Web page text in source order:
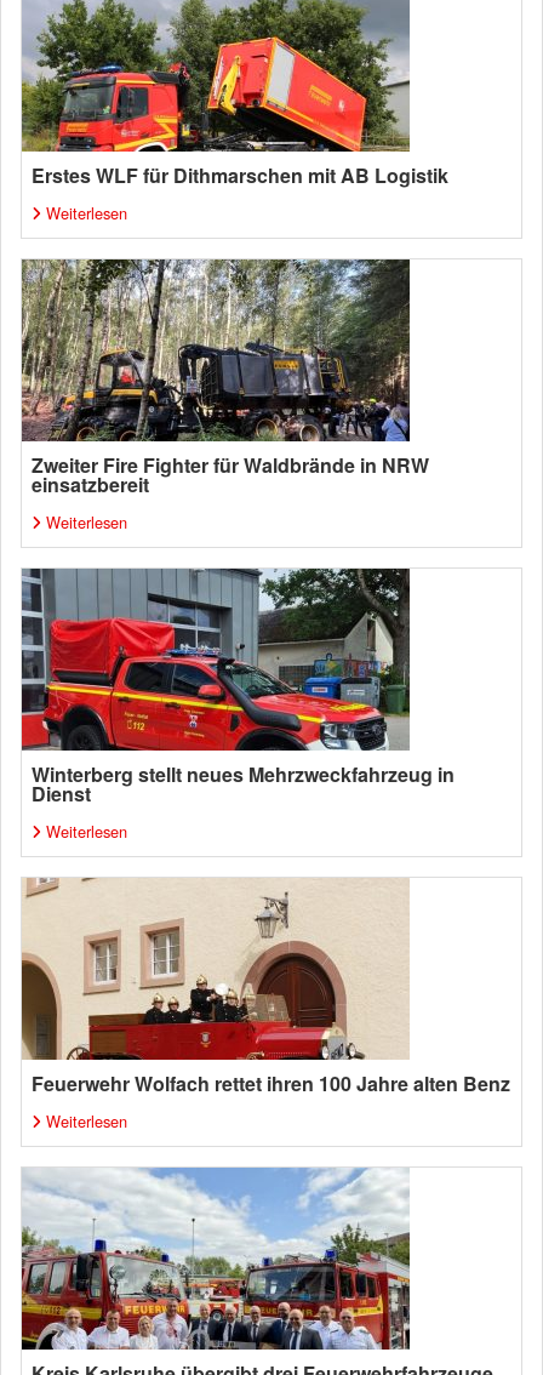
Erstes WLF für Dithmarschen mit AB Logistik
Weiterlesen
Zweiter Fire Fighter für Waldbrände in NRW
einsatzbereit
Weiterlesen
Winterberg stellt neues Mehrzweckfahrzeug in
Dienst
Weiterlesen
Feuerwehr Wolfach rettet ihren 100 Jahre alten Benz
Weiterlesen